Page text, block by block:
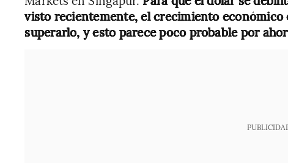
visto recientemente, el crecimiento
superarlo, y esto parece poco probable por